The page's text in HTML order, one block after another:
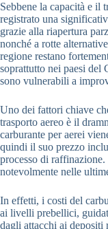
Sebbene la capacità e il
registrato una
grazie alla riapertura
nonché a rotte
regione restano
soprattutto nei paesi
sono vulnerabili a
Uno dei fattori chiave
trasporto aereo è il
carburante per aerei
quindi il suo prezzo
processo di
notevolmente nelle
In effetti, i costi del
ai livelli prebellici,
dagli attacchi ai depositi